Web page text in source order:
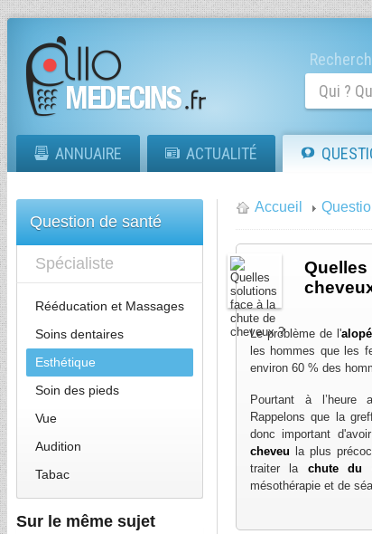
ANNUAIRE ACTUALITÉ
Question de santé
Spécialiste
Rééducation et Massages
Soins dentaires
Esthétique
Soin des pieds
Vue
Audition
Tabac
Sur le même sujet
Accueil
Quelles
Le problème de l'
les hommes que les
environ 60 % des
Pourtant à l’heure
Rappelons que la
donc important
cheveu la plus
traiter la chute du
mésothérapie et de